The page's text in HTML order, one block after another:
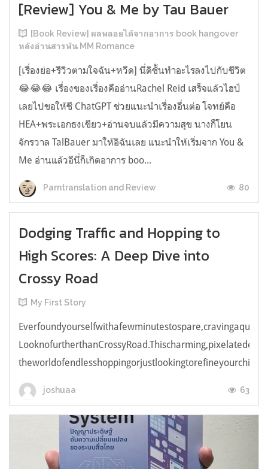
[Review] You & Me by Tau Bauer
[Book Review] ผลพลอยได้จากอาการ book hangover
หลังอ่านสารพัน MM Romance
[เรื่องย่อ+รีวิวตามใจฉัน+หวีด] นี่ดิชั้นทำอะไรลงไปกับชีวิต
😂😂😂 เรื่องของเรื่องคืออ่านRachel Reid เสร็จแล้วไฮป์
เลยไปขอให้ชี ChatGPT ช่วยแนะนำเรื่องอื่นต่อ โจทย์คือ
HEA+พระเอกธงเขียว+อ่านจบแล้วมีความสุข นางก็โยน
จักรวาล TalBauer มาให้อิฉันเลย แนะนำให้เริ่มจาก You &
Me อ่านแล้วอีนี่ก็เกิดอาการ boo...
Parntranslation and Review 80
Dodging Traffic and Hopping to
High Scores: A Deep Dive into
Crossy Road
My First Story
joshuaa 63